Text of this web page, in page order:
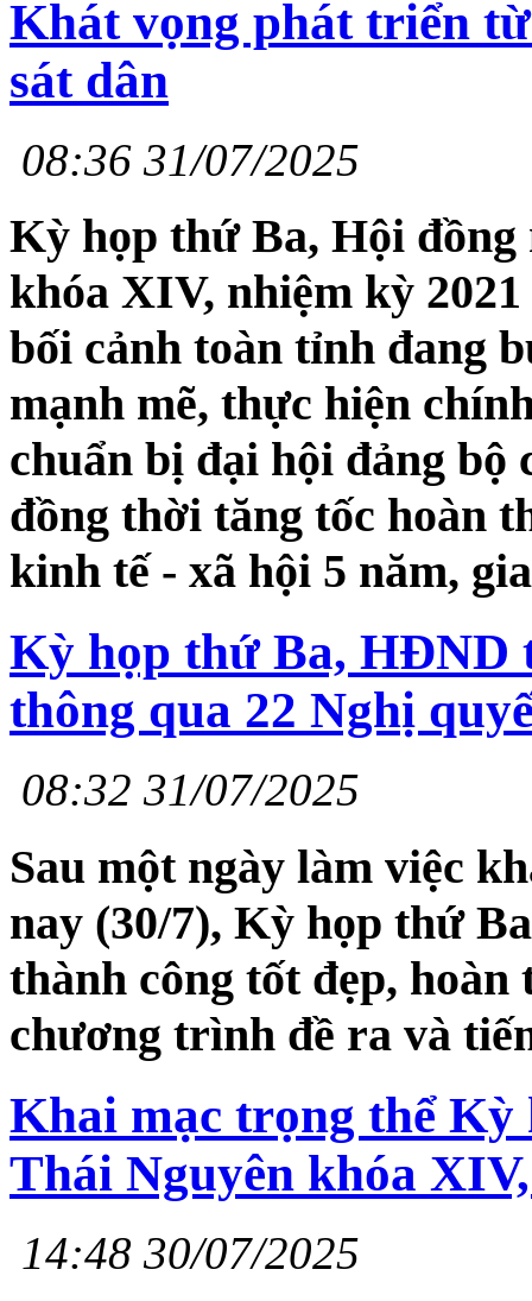
Khát vọng phát triển
sát dân
08:36 31/07/2025
Kỳ họp thứ Ba, Hội
khóa XIV, nhiệm kỳ
bối cảnh toàn tỉnh đang
mạnh mẽ, thực hiện
chuẩn bị đại hội đảng bộ
đồng thời tăng tốc hoàn
kinh tế - xã hội 5 năm,
Kỳ họp thứ Ba, HĐND
thông qua 22 Nghị
08:32 31/07/2025
Sau một ngày làm việc
nay (30/7), Kỳ họp thứ
thành công tốt đẹp,
chương trình đề ra và
Khai mạc trọng thể
Thái Nguyên khóa
14:48 30/07/2025